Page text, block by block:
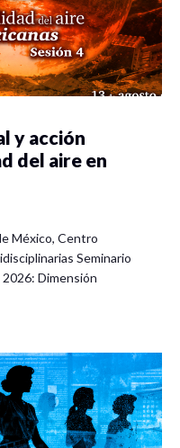
y acción
del aire en
México, Centro
Seminario
Dimensión